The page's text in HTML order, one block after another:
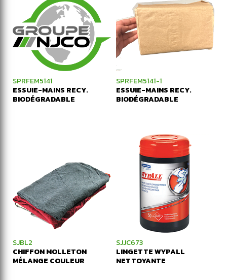
SPRFEM5141
ESSUIE-MAINS RECY.
BIODÉGRADABLE
SPRFEM5141-1
ESSUIE-MAINS RECY.
BIODÉGRADABLE
SJBL2
CHIFFON MOLLETON
MÉLANGE COULEUR
SJJC673
LINGETTE WYPALL
NETTOYANTE